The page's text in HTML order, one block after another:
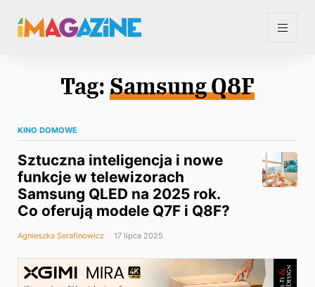
Tag: Samsung Q8F
KINO DOMOWE
Sztuczna inteligencja i nowe
funkcje w telewizorach
Samsung QLED na 2025 rok.
Co oferują modele Q7F i Q8F?
Agnieszka Serafinowicz 17 lipca 2025